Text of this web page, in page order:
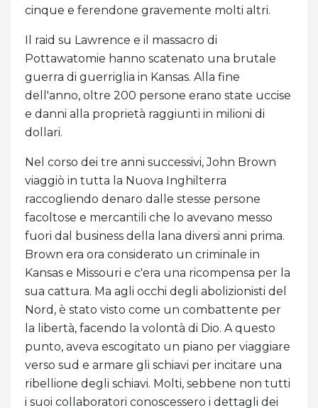
cinque e ferendone gravemente molti altri.
Il raid su Lawrence e il massacro di
Pottawatomie hanno scatenato una brutale
guerra di guerriglia in Kansas. Alla fine
dell'anno, oltre 200 persone erano state uccise
e danni alla proprietà raggiunti in milioni di
dollari.
Nel corso dei tre anni successivi, John Brown
viaggiò in tutta la Nuova Inghilterra
raccogliendo denaro dalle stesse persone
facoltose e mercantili che lo avevano messo
fuori dal business della lana diversi anni prima.
Brown era ora considerato un criminale in
Kansas e Missouri e c'era una ricompensa per la
sua cattura. Ma agli occhi degli abolizionisti del
Nord, è stato visto come un combattente per
la libertà, facendo la volontà di Dio. A questo
punto, aveva escogitato un piano per viaggiare
verso sud e armare gli schiavi per incitare una
ribellione degli schiavi. Molti, sebbene non tutti
i suoi collaboratori conoscessero i dettagli dei